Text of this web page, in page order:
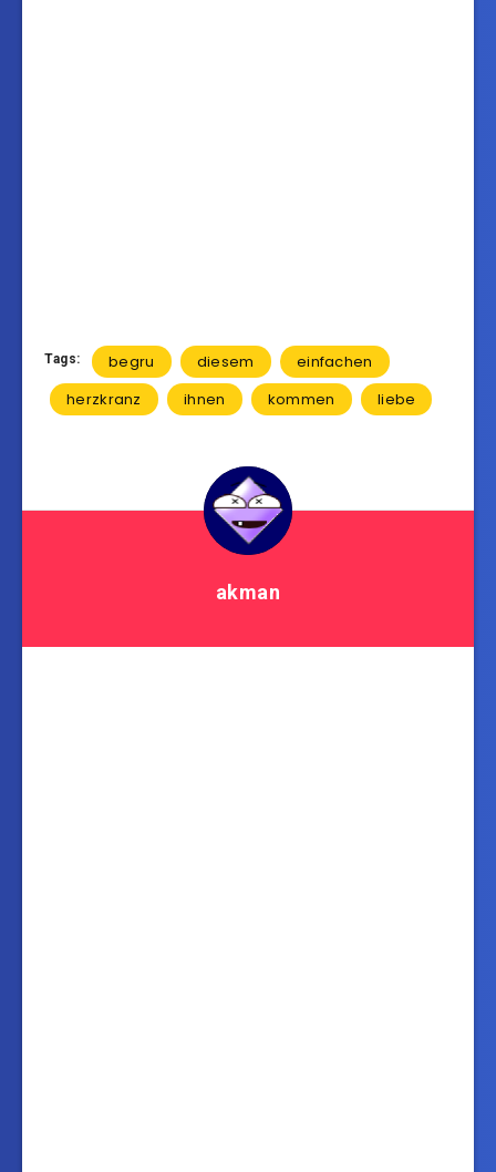
Tags: begru diesem
einfachen
herzkranz
ihnen kommen liebe
akman